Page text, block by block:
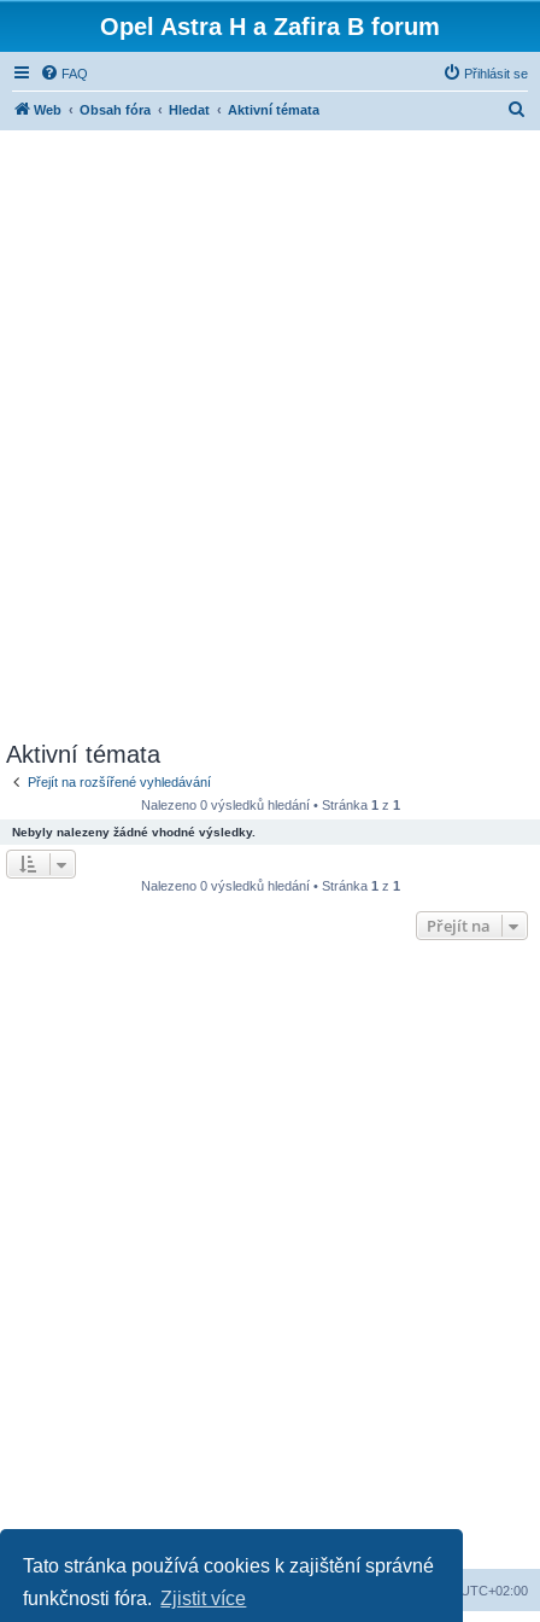
Tato stránka používá cookies k zajištění správné
funkčnosti fóra. Zjistit více
Opel Astra H a Zafira B forum
FAQ Přihlásit se
Web Obsah fóra Hledat Aktivní témata
Aktivní témata
Přejít na rozšířené vyhledávání
Nalezeno 0 výsledků hledání • Stránka 1 z 1
Nebyly nalezeny žádné vhodné výsledky.
Nalezeno 0 výsledků hledání • Stránka 1 z 1
Přejít na
Web Obsah fóra UTC+02:00